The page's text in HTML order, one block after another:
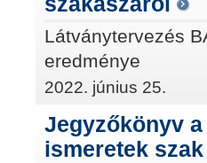
Látványtervezés
eredménye
2022. június 25.
Jegyzőkönyv
ismeretek